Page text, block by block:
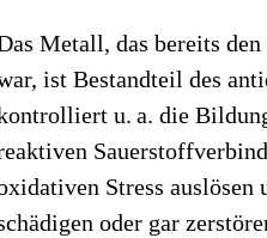
Metall, das bereits
ist Bestandteil des
u. a. die
Stress
oder gar